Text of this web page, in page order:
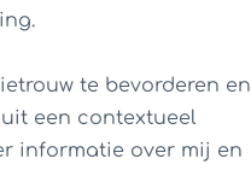
te bevorderen en
een contextueel
informatie over mij en